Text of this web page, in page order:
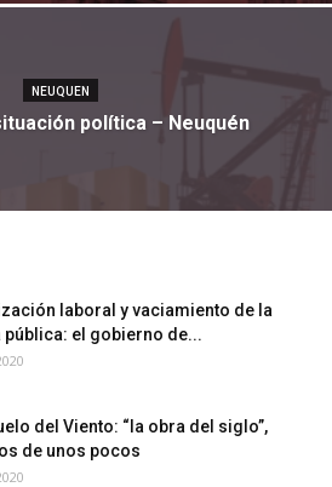
NEUQUEN
política – Neuquén
laboral y vaciamiento de la
pública: el gobierno de...
del Viento: “la obra del siglo”,
de unos pocos